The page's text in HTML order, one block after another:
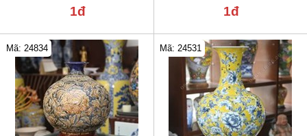
1đ 1đ
Mã: 24834 Mã: 24531